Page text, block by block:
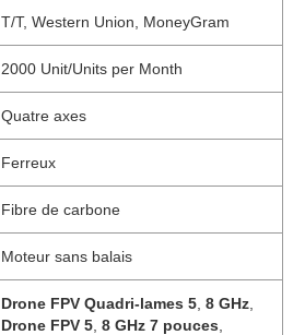
T/T, Western Union, MoneyGram
2000 Unit/Units per Month
Quatre axes
Ferreux
Fibre de carbone
Moteur sans balais
Drone FPV Quadri-lames 5 ,8 GHz
Drone FPV 5 ,8 GHz 7 pouces